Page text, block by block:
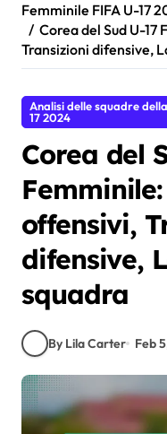
Femminile FIFA U-17
Corea del Sud U-
Transizioni difensive,
Analisi delle squadre
17 2024
Corea del
offensivi,
difensive,
squadra
By Lila Carter Feb